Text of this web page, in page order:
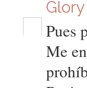
Pues
Me